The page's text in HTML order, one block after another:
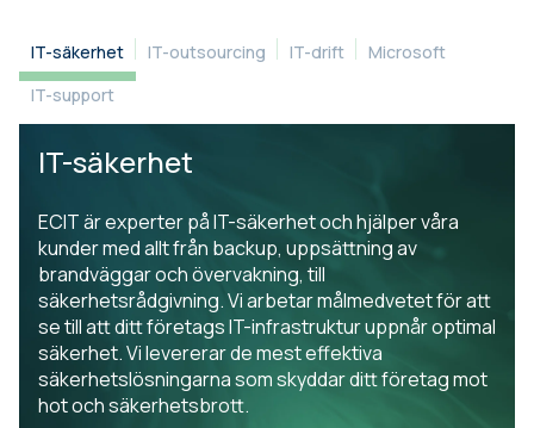
IT-säkerhet
IT-säkerhet
ECIT är experter på IT-säkerhet och hjälper våra
kunder med allt från backup, uppsättning av
brandväggar och övervakning, till
säkerhetsrådgivning. Vi arbetar målmedvetet för att
se till att ditt företags IT-infrastruktur uppnår optimal
säkerhet. Vi levererar de mest effektiva
säkerhetslösningarna som skyddar ditt företag mot
hot och säkerhetsbrott.
IT-outsourcing IT-drift
Microsoft
IT-support